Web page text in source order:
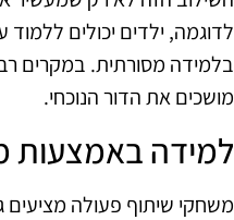
לדוגמה, ילדים יכולים
בלמידה מסורתית. במקרים
מושכים את הדור הנוכחי.
למידה באמצעות
משחקי שיתוף פעולה